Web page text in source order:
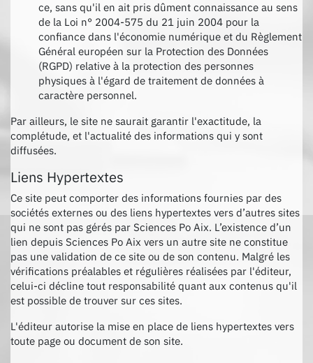
ce, sans qu'il en ait pris dûment connaissance au sens
de la Loi n° 2004-575 du 21 juin 2004 pour la
confiance dans l'économie numérique et du Règlement
Général européen sur la Protection des Données
(RGPD) relative à la protection des personnes
physiques à l'égard de traitement de données à
caractère personnel.
Par ailleurs, le site ne saurait garantir l'exactitude, la
complétude, et l'actualité des informations qui y sont
diffusées.
Liens Hypertextes
Ce site peut comporter des informations fournies par des
sociétés externes ou des liens hypertextes vers d’autres sites
qui ne sont pas gérés par Sciences Po Aix. L’existence d’un
lien depuis Sciences Po Aix vers un autre site ne constitue
pas une validation de ce site ou de son contenu. Malgré les
vérifications préalables et régulières réalisées par l'éditeur,
celui-ci décline tout responsabilité quant aux contenus qu'il
est possible de trouver sur ces sites.
L'éditeur autorise la mise en place de liens hypertextes vers
toute page ou document de son site.